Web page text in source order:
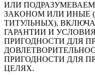
ИЛИ
ЗАКОНОМ ИЛИ ИНЫЕ
ТИТУЛЬНЫХ),
ГАРАНТИИ И
ПРИГОДНОСТИ ДЛЯ
ПРИГОДНОСТИ ДЛЯ
ЦЕЛЯХ.